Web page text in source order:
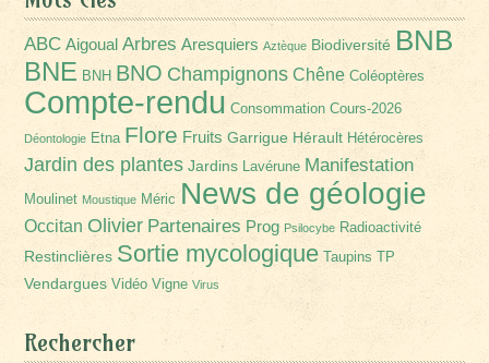
ABC Aigoual Arbres Aresquiers Aztèque Biodiversité BNB
BNE BNH BNO Champignons Chêne Coléoptères
Compte-rendu Consommation Cours-2026
Déontologie Etna Flore Fruits Garrigue Hérault Hétérocères
Jardin des plantes Jardins Lavérune Manifestation
Moulinet Moustique Méric News de géologie
Occitan Olivier Partenaires Prog Psilocybe Radioactivité
Restinclières Sortie mycologique Taupins TP
Vendargues Vidéo Vigne Virus
Rechercher